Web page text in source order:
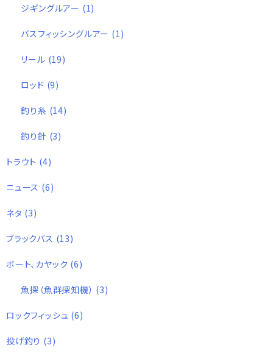
ジギングルアー (1)
バスフィッシングルアー (1)
リール (19)
ロッド (9)
釣り糸 (14)
釣り針 (3)
トラウト (4)
ニュース (6)
ネタ (3)
ブラックバス (13)
ボート、カヤック (6)
魚探（魚群探知機） (3)
ロックフィッシュ (6)
投げ釣り (3)